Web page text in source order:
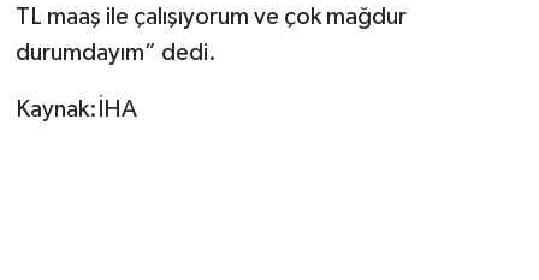
TL maaş ile çalışıyorum ve çok mağdur
durumdayım” dedi.
Kaynak:İHA